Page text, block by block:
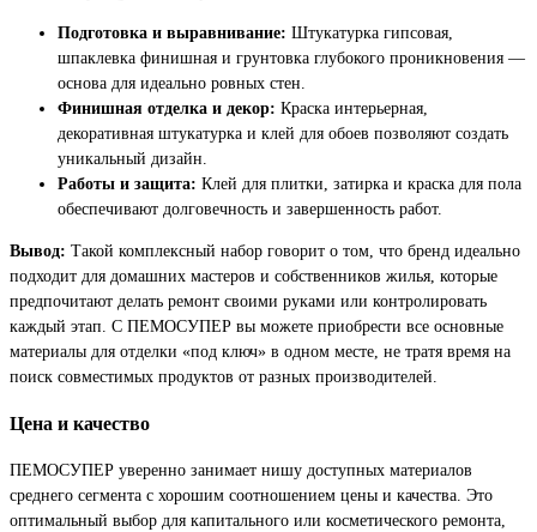
Подготовка и выравнивание: Штукатурка гипсовая,
шпаклевка финишная и грунтовка глубокого проникновения —
основа для идеально ровных стен.
Финишная отделка и декор: Краска интерьерная,
декоративная штукатурка и клей для обоев позволяют создать
уникальный дизайн.
Работы и защита: Клей для плитки, затирка и краска для пола
обеспечивают долговечность и завершенность работ.
Вывод: Такой комплексный набор говорит о том, что бренд идеально
подходит для домашних мастеров и собственников жилья, которые
предпочитают делать ремонт своими руками или контролировать
каждый этап. С ПЕМОСУПЕР вы можете приобрести все основные
материалы для отделки «под ключ» в одном месте, не тратя время на
поиск совместимых продуктов от разных производителей.
Цена и качество
ПЕМОСУПЕР уверенно занимает нишу доступных материалов
среднего сегмента с хорошим соотношением цены и качества. Это
оптимальный выбор для капитального или косметического ремонта,